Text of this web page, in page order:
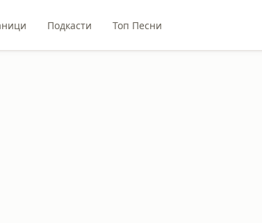
Подкасти Топ Песни